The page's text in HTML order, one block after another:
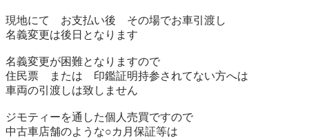
現地にて　お支払い後　その場でお車引渡し
名義変更は後日となります
名義変更が困難となりますので
住民票　または　印鑑証明持参されてない方へは
車両の引渡しは致しません
ジモティーを通した個人売買ですので
中古車店舗のような○カ月保証等は